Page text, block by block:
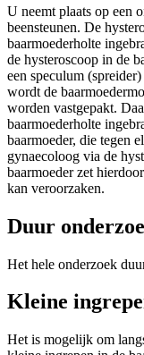
U neemt plaats op een
beensteunen. De
baarmoederholte
de hysteroscoop in de
een speculum
wordt de
worden vastgepakt.
baarmoederholte
baarmoeder, die tegen
gynaecoloog via de
baarmoeder zet
kan veroorzaken.
Duur
Het hele onderzoek
Kleine
Het is mogelijk om